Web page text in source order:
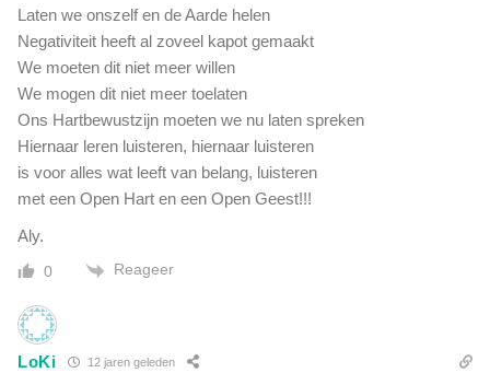
Laten we onszelf en de Aarde helen
Negativiteit heeft al zoveel kapot gemaakt
We moeten dit niet meer willen
We mogen dit niet meer toelaten
Ons Hartbewustzijn moeten we nu laten spreken
Hiernaar leren luisteren, hiernaar luisteren
is voor alles wat leeft van belang, luisteren
met een Open Hart en een Open Geest!!!
Aly.
0 Reageer
LoKi 12 jaren geleden